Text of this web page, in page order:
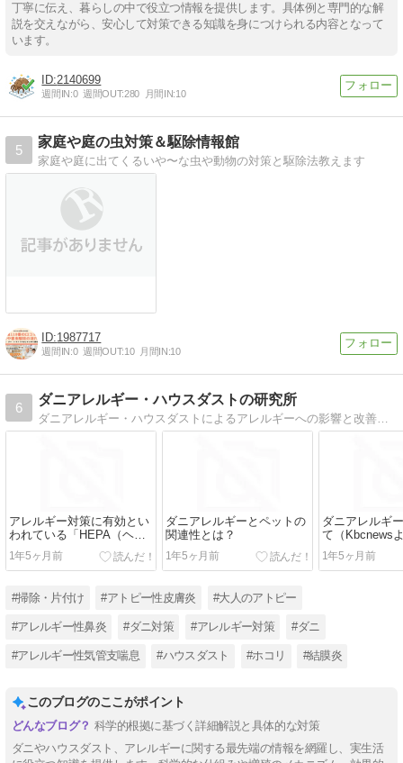
丁寧に伝え、暮らしの中で役立つ情報を提供します。具体例と専門的な解
説を交えながら、安心して対策できる知識を身につけられる内容となって
います。
2140699
週間IN:0 週間OUT:280 月間IN:10
5
家庭や庭の虫対策＆駆除情報館
家庭や庭に出てくるいや〜な虫や動物の対策と駆除法教えます
1987717
週間IN:0 週間OUT:10 月間IN:10
6
ダニアレルギー・ハウスダストの研究所
ダニアレルギー・ハウスダストによるアレルギーへの影響と改善方法の研究所
アレルギー対策に有効とい
われている「HEPA（ヘ
パ）フィルター」とは？
1年5ヶ月前
ダニアレルギーとペットの
関連性とは？
1年5ヶ月前
ダニアレルギ
て（Kbcnews
1年5ヶ月前
#掃除・片付け #アトピー性皮膚炎 #大人のアトピー
#アレルギー性鼻炎 #ダニ対策 #アレルギー対策 #ダニ
#アレルギー性気管支喘息 #ハウスダスト #ホコリ #結膜炎
このブログのここがポイント
科学的根拠に基づく詳細解説と具体的な対策
ダニやハウスダスト、アレルギーに関する最先端の情報を網羅し、実生活